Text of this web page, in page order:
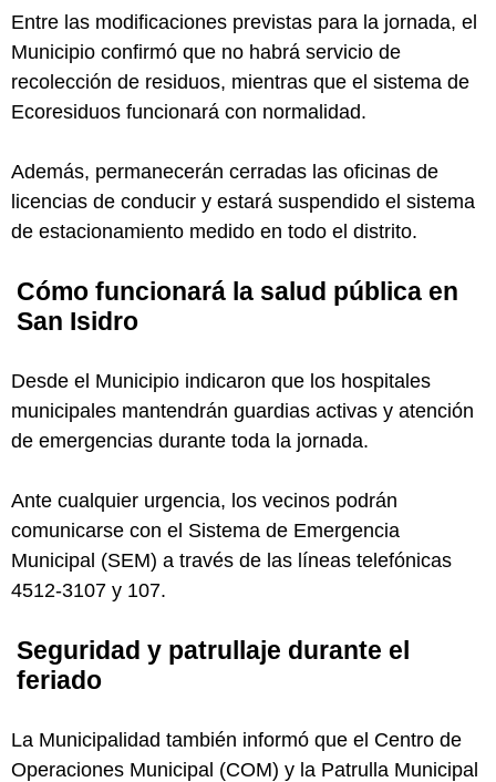
Entre las modificaciones previstas para la jornada, el
Municipio confirmó que no habrá servicio de
recolección de residuos, mientras que el sistema de
Ecoresiduos funcionará con normalidad.
Además, permanecerán cerradas las oficinas de
licencias de conducir y estará suspendido el sistema
de estacionamiento medido en todo el distrito.
Cómo funcionará la salud pública en
San Isidro
Desde el Municipio indicaron que los hospitales
municipales mantendrán guardias activas y atención
de emergencias durante toda la jornada.
Ante cualquier urgencia, los vecinos podrán
comunicarse con el Sistema de Emergencia
Municipal (SEM) a través de las líneas telefónicas
4512-3107 y 107.
Seguridad y patrullaje durante el
feriado
La Municipalidad también informó que el Centro de
Operaciones Municipal (COM) y la Patrulla Municipal